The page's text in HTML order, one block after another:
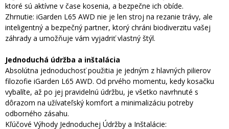
ktoré sú aktívne v čase kosenia, a bezpečne ich obíde.
Zhrnutie: iGarden L65 AWD nie je len stroj na rezanie trávy, ale
inteligentný a bezpečný partner, ktorý chráni biodiverzitu vašej
záhrady a umožňuje vám vyjadriť vlastný štýl.
Jednoduchá údržba a inštalácia
Absolútna jednoduchosť použitia je jedným z hlavných pilierov
filozofie iGarden L65 AWD. Od prvého momentu, kedy kosačku
vybalíte, až po jej pravidelnú údržbu, je všetko navrhnuté s
dôrazom na užívateľský komfort a minimalizáciu potreby
odborného zásahu.
Kľúčové Výhody Jednoduchej Údržby a Inštalácie: